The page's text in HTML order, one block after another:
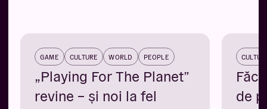
GAME CULTURE WORLD PEOPLE
„Playing For The Planet”
revine – și noi la fel
de